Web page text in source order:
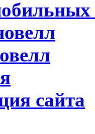
сайта